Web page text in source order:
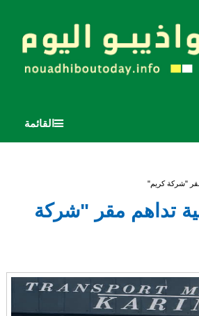
القائمة
"شركة كريم"
تداهم مقر "شركة